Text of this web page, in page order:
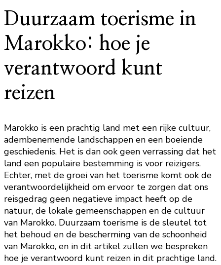
Duurzaam toerisme in
Marokko: hoe je
verantwoord kunt
reizen
Marokko is een prachtig land met een rijke cultuur,
adembenemende landschappen en een boeiende
geschiedenis. Het is dan ook geen verrassing dat het
land een populaire bestemming is voor reizigers.
Echter, met de groei van het toerisme komt ook de
verantwoordelijkheid om ervoor te zorgen dat ons
reisgedrag geen negatieve impact heeft op de
natuur, de lokale gemeenschappen en de cultuur
van Marokko. Duurzaam toerisme is de sleutel tot
het behoud en de bescherming van de schoonheid
van Marokko, en in dit artikel zullen we bespreken
hoe je verantwoord kunt reizen in dit prachtige land.